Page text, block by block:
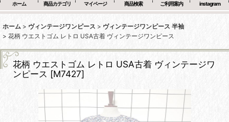
ホーム 商品カテゴリ マイページ 商品検索 ご利用案内 instagram
ホーム > ヴィンテージワンピース > ヴィンテージワンピース 半袖
> 花柄 ウエストゴム レトロ USA古着 ヴィンテージワンピース
花柄 ウエストゴム レトロ USA古着 ヴィンテージワ
ンピース [M7427]